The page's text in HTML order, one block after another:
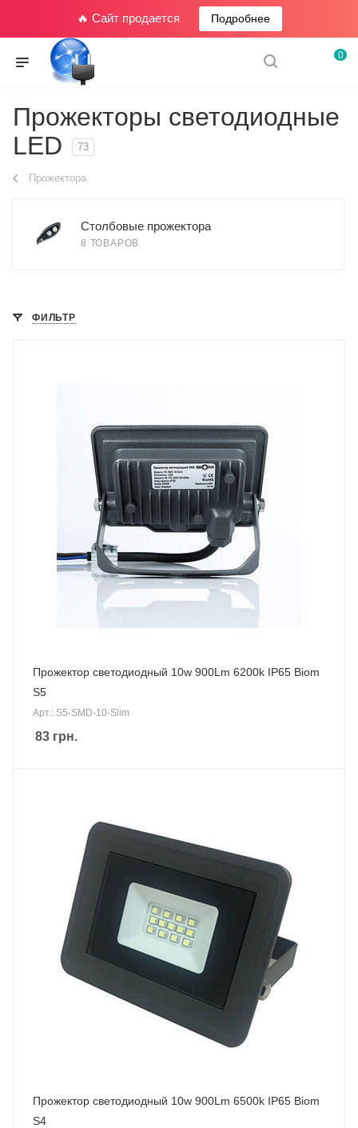
🔥 Сайт продается Подробнее
0
Прожекторы светодиодные
LED
73
Прожектора
Столбовые прожектора
8 ТОВАРОВ
ФИЛЬТР
Прожектор светодиодный 10w 900Lm 6200k IP65 Biom
S5
Арт.: S5-SMD-10-Slim
83 грн.
Прожектор светодиодный 10w 900Lm 6500k IP65 Biom
S4